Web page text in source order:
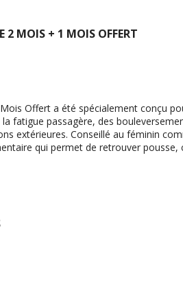
2 MOIS + 1 MOIS OFFERT
Offert a été spécialement conçu
fatigue passagère, des
extérieures. Conseillé au féminin
qui permet de retrouver pousse,